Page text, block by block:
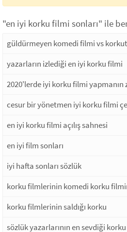
"en iyi korku filmi sonları" ile
güldürmeyen komedi filmi vs
yazarların izlediği en iyi korku filmi
2020'lerde iyi korku filmi yapmanın
cesur bir yönetmen iyi korku filmi
en iyi korku filmi açılış sahnesi
en iyi film sonları
iyi hafta sonları sözlük
korku filmlerinin komedi korku
korku filmlerinin saldığı korku
sözlük yazarlarının en sevdiği